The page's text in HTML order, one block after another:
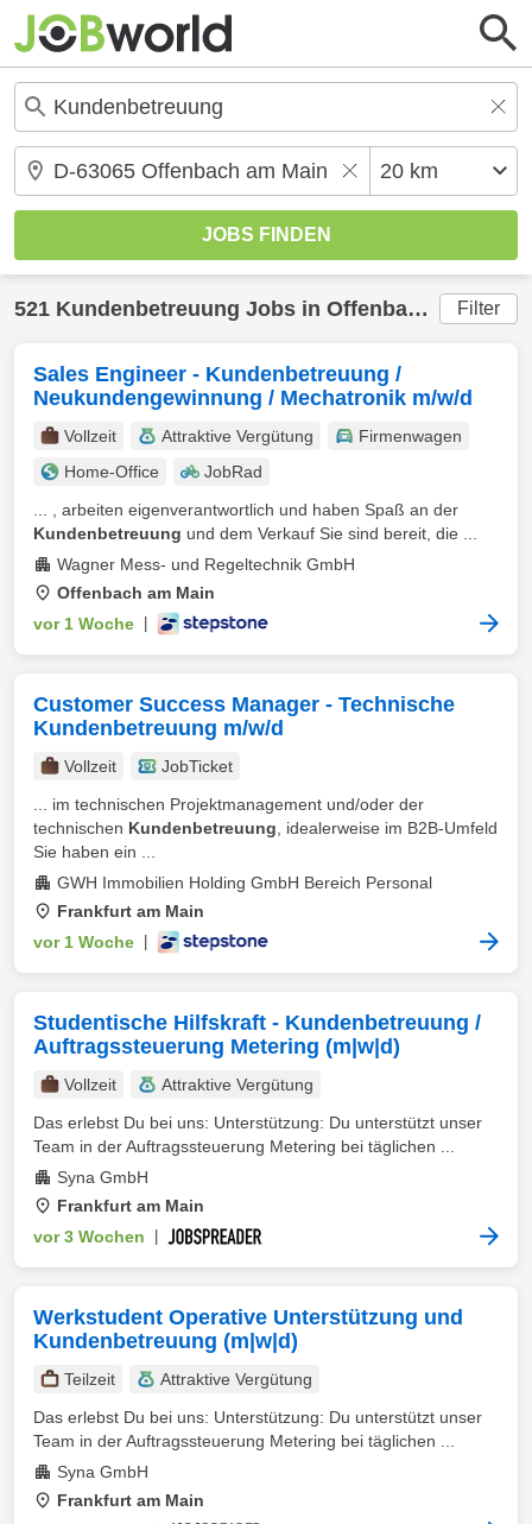
521 Kundenbetreuung Jobs in Offenbach am Main Filter
Sales Engineer - Kundenbetreuung /
Neukundengewinnung / Mechatronik m/w/d
Vollzeit Attraktive Vergütung
Firmenwagen
Home-Office
JobRad
... , arbeiten eigenverantwortlich und haben Spaß an der
Kundenbetreuung und dem Verkauf Sie sind bereit, die ...
Wagner Mess- und Regeltechnik GmbH
Offenbach am Main
vor 1 Woche
Customer Success Manager - Technische
Kundenbetreuung m/w/d
Vollzeit
JobTicket
... im technischen Projektmanagement und/oder der
technischen Kundenbetreuung , idealerweise im B2B-Umfeld
Sie haben ein ...
GWH Immobilien Holding GmbH Bereich Personal
Frankfurt am Main
vor 1 Woche
Studentische Hilfskraft - Kundenbetreuung /
Auftragssteuerung Metering (m|w|d)
Vollzeit
Attraktive Vergütung
Das erlebst Du bei uns: Unterstützung: Du unterstützt unser
Team in der Auftragssteuerung Metering bei täglichen ...
Syna GmbH
Frankfurt am Main
vor 3 Wochen
Werkstudent Operative Unterstützung und
Kundenbetreuung (m|w|d)
Teilzeit
Attraktive Vergütung
Das erlebst Du bei uns: Unterstützung: Du unterstützt unser
Team in der Auftragssteuerung Metering bei täglichen ...
Syna GmbH
Frankfurt am Main